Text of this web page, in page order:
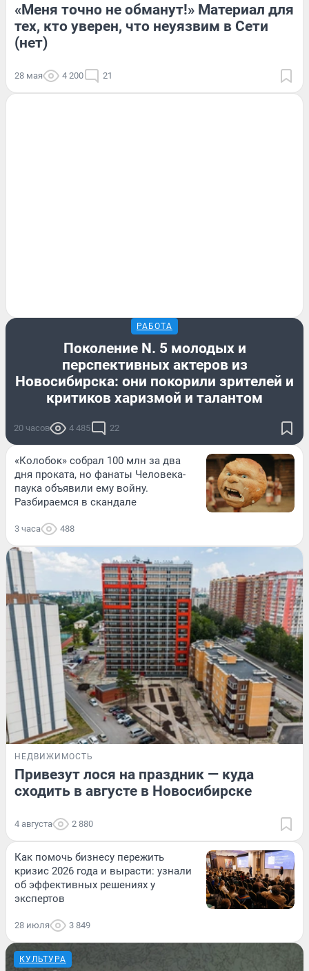
«Меня точно не обманут!» Материал для
тех, кто уверен, что неуязвим в Сети
(нет)
28 мая 4 200 21
РАБОТА
Поколение N. 5 молодых и
перспективных актеров из
Новосибирска: они покорили зрителей и
критиков харизмой и талантом
20 часов 4 485 22
«Колобок» собрал 100 млн за два
дня проката, но фанаты Человека-
паука объявили ему войну.
Разбираемся в скандале
3 часа 488
НЕДВИЖИМОСТЬ
Привезут лося на праздник — куда
сходить в августе в Новосибирске
4 августа 2 880
Как помочь бизнесу пережить
кризис 2026 года и вырасти: узнали
об эффективных решениях у
экспертов
28 июля 3 849
КУЛЬТУРА